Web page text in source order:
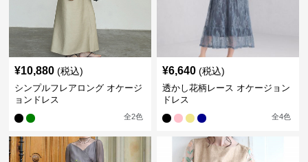
¥10,880 (税込)
シンプルフレアロング オケージ
ョンドレス
全2色
¥6,640 (税込)
透かし花柄レース オケージョン
ドレス
全4色